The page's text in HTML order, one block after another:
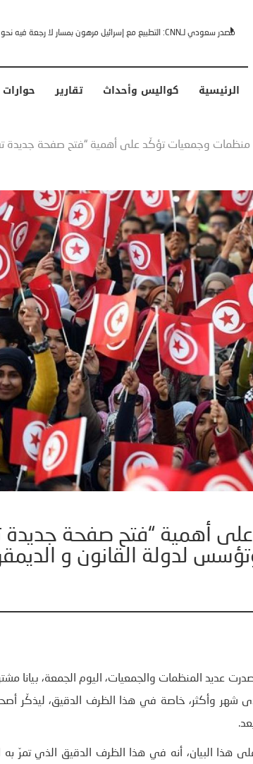
البابا: “لا أخشى ترامب” .. ردا على انتقادات وجهها له الرئيس الأمريكي
الرئيسية كواليس وأحداث تقارير حوارات
منظمات وجمعيات تؤكّد على أهمية “فتح صفحة جديدة
أهمية “فتح صفحة
لدولة القانون و
الكرامة والحرية، أصدرت عديد المنظمات والجمعيات، اليوم الجمعة،
وأكثر، خاصة في هذا الظرف الدقيق، ليذكّر أصحاب
هذا البيان، أنه في هذا الظرف الدقيق الذي تمرّ به